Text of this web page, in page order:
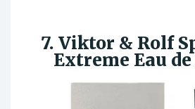
7. Viktor & Rolf
Extreme Eau